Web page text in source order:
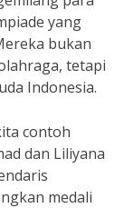
yang
bukan
tetapi
Indonesia.
contoh
dan Liliyana
medali